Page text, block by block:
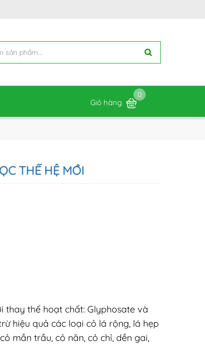
Giỏ hàng
0
THẾ HỆ MỚI
thay thế hoạt chất: Glyphosate và
hiệu quả các loại cỏ lá rộng, lá hẹp
mần trầu, cỏ năn, cỏ chỉ, dền gai,